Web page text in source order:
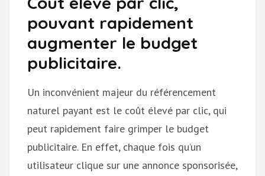
pouvant rapidement
augmenter le budget
publicitaire.
Un inconvénient majeur du référencement
naturel payant est le coût élevé par clic, qui
peut rapidement faire grimper le budget
publicitaire. En effet, chaque fois qu’un
utilisateur clique sur une annonce sponsorisée,